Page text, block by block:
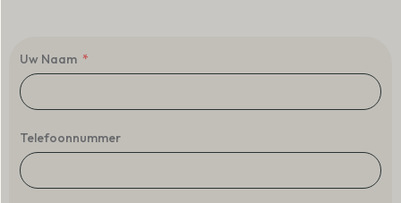
Uw Naam
Telefoonnummer